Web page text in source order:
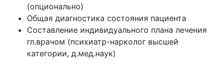
(опционально)
Общая диагностика состояния пациента
Составление индивидуального плана лечения
гл.врачом (психиатр-нарколог высшей
категории, д.мед.наук)